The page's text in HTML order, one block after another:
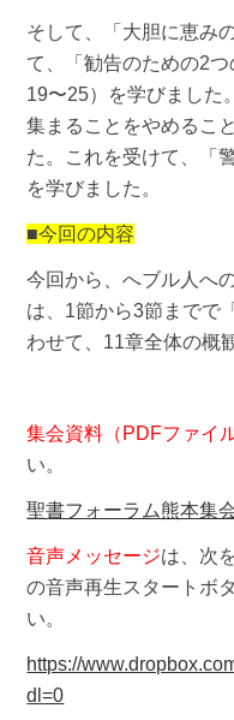
そして、「大胆に恵み
て、「勧告のための2つ
19〜25）を学びました
集まることをやめるこ
た。これを受けて、「
を学びました。
■今回の内容
今回から、へブル人へ
は、1節から3節までで
わせて、11章全体の概
集会資料（PDFファイル
い。
聖書フォーラム熊本集
音声メッセージは、次
の音声再生スタートボ
い。
https://
dl=0